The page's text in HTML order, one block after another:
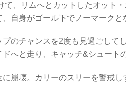
、リムへとカットしたオット
自身がゴール下でノーマークと
のチャンスを2度も見過ごして
へと走り、キャッチ&シュート
崩壊。カリーのスリーを警戒